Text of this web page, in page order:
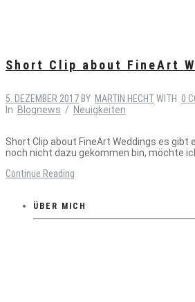
Short Clip about FineArt
5. DEZEMBER 2017 BY MARTIN HECHT WITH 0
In Blognews / Neuigkeiten
Short Clip about FineArt Weddings es
noch nicht dazu gekommen bin, möchte
Continue Reading
ÜBER MICH